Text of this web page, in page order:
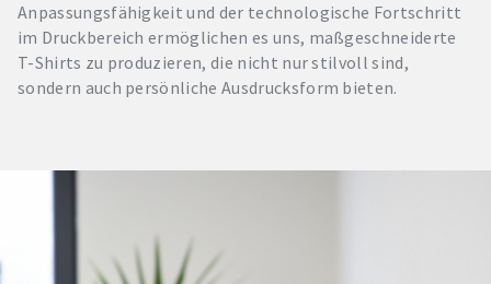
Anpassungsfähigkeit und der technologische Fortschritt
im Druckbereich ermöglichen es uns, maßgeschneiderte
T-Shirts zu produzieren, die nicht nur stilvoll sind,
sondern auch persönliche Ausdrucksform bieten.